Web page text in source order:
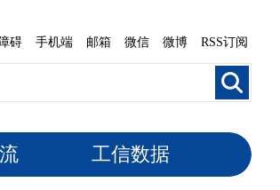
碍 手机端 邮箱 微信 微博 RSS订阅
工信数据